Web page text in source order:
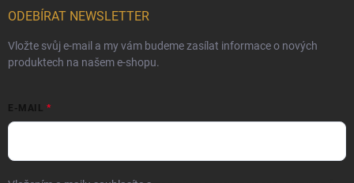
ODEBÍRAT NEWSLETTER
Vložte svůj e-mail a my vám budeme zasílat informace o nových
produktech na našem e-shopu.
E-MAIL